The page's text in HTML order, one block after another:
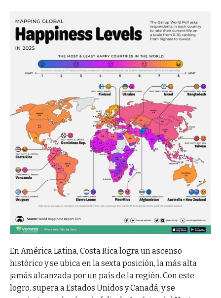
En América Latina, Costa Rica logra un ascenso
histórico y se ubica en la sexta posición, la más alta
jamás alcanzada por un país de la región. Con este
logro, supera a Estados Unidos y Canadá, y se